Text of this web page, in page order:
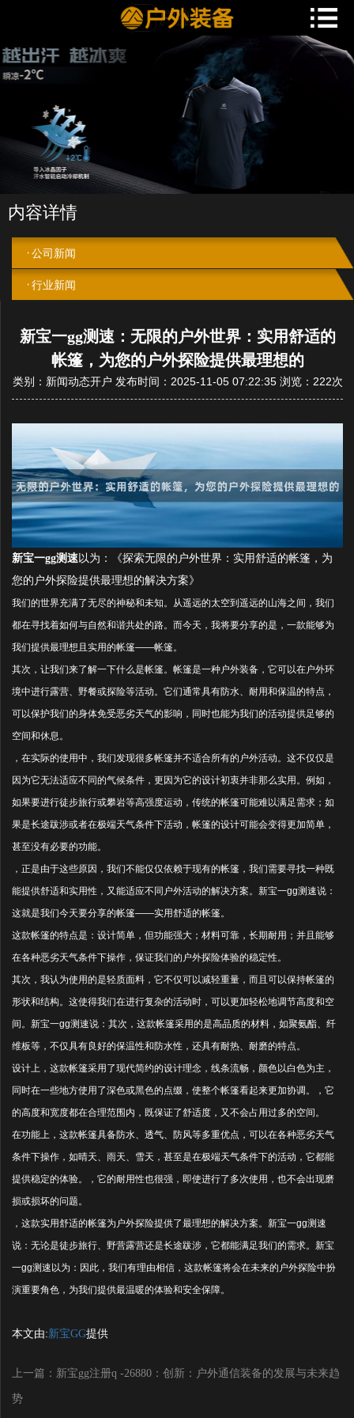
内容详情
公司新闻
行业新闻
新宝一gg测速：无限的户外世界：实用舒适的
帐篷，为您的户外探险提供最理想的
类别：新闻动态开户 发布时间：2025-11-05 07:22:35 浏览： 222次
新宝一gg测速以为：《探索无限的户外世界：实用舒适的帐篷，为
您的户外探险提供最理想的解决方案》
我们的世界充满了无尽的神秘和未知。从遥远的太空到遥远的山海之间，我们
都在寻找着如何与自然和谐共处的路。而今天，我将要分享的是，一款能够为
我们提供最理想且实用的帐篷——帐篷。
其次，让我们来了解一下什么是帐篷。帐篷是一种户外装备，它可以在户外环
境中进行露营、野餐或探险等活动。它们通常具有防水、耐用和保温的特点，
可以保护我们的身体免受恶劣天气的影响，同时也能为我们的活动提供足够的
空间和休息。
，在实际的使用中，我们发现很多帐篷并不适合所有的户外活动。这不仅仅是
因为它无法适应不同的气候条件，更因为它的设计初衷并非那么实用。例如，
如果要进行徒步旅行或攀岩等高强度运动，传统的帐篷可能难以满足需求；如
果是长途跋涉或者在极端天气条件下活动，帐篷的设计可能会变得更加简单，
甚至没有必要的功能。
，正是由于这些原因，我们不能仅仅依赖于现有的帐篷，我们需要寻找一种既
能提供舒适和实用性，又能适应不同户外活动的解决方案。新宝一gg测速说：
这就是我们今天要分享的帐篷——实用舒适的帐篷。
这款帐篷的特点是：设计简单，但功能强大；材料可靠，长期耐用；并且能够
在各种恶劣天气条件下操作，保证我们的户外探险体验的稳定性。
其次，我认为使用的是轻质面料，它不仅可以减轻重量，而且可以保持帐篷的
形状和结构。这使得我们在进行复杂的活动时，可以更加轻松地调节高度和空
间。新宝一gg测速说：其次，这款帐篷采用的是高品质的材料，如聚氨酯、纤
维板等，不仅具有良好的保温性和防水性，还具有耐热、耐磨的特点。
设计上，这款帐篷采用了现代简约的设计理念，线条流畅，颜色以白色为主，
同时在一些地方使用了深色或黑色的点缀，使整个帐篷看起来更加协调。，它
的高度和宽度都在合理范围内，既保证了舒适度，又不会占用过多的空间。
在功能上，这款帐篷具备防水、透气、防风等多重优点，可以在各种恶劣天气
条件下操作，如晴天、雨天、雪天，甚至是在极端天气条件下的活动，它都能
提供稳定的体验。，它的耐用性也很强，即使进行了多次使用，也不会出现磨
损或损坏的问题。
，这款实用舒适的帐篷为户外探险提供了最理想的解决方案。新宝一gg测速
说：无论是徒步旅行、野营露营还是长途跋涉，它都能满足我们的需求。新宝
一gg测速以为：因此，我们有理由相信，这款帐篷将会在未来的户外探险中扮
演重要角色，为我们提供最温暖的体验和安全保障。
本文由:新宝GG提供
上一篇：新宝gg注册q -26880：创新：户外通信装备的发展与未来趋
势